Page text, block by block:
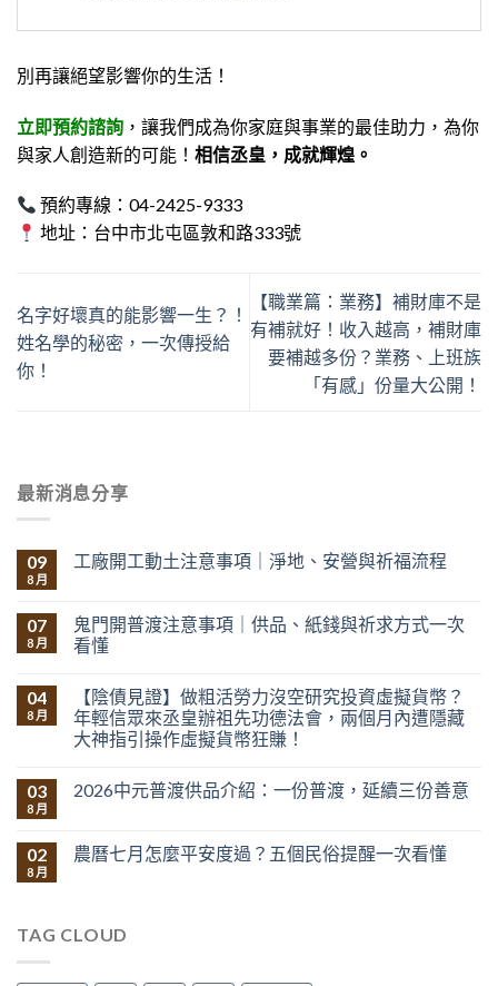
別再讓絕望影響你的生活！
立即預約諮詢 ， 讓我們成為你家庭與事業的最佳助力，為你
與家人創造新的可能！ 相信丞皇，成就輝煌。
預約專線：04-2425-9333
地址：台中市北屯區敦和路333號
名字好壞真的能影響一生？！
姓名學的秘密，一次傳授給
你！
【職業篇：業務】補財庫不是
有補就好！收入越高，補財庫
要補越多份？業務、上班族
「有感」份量大公開！
最新消息分享
09
8 月
工廠開工動土注意事項｜淨地、安營與祈福流程
07
8 月
鬼門開普渡注意事項｜供品、紙錢與祈求方式一次
看懂
04
8 月
【陰債見證】做粗活勞力沒空研究投資虛擬貨幣？
年輕信眾來丞皇辦祖先功德法會，兩個月內遭隱藏
大神指引操作虛擬貨幣狂賺！
03
8 月
2026中元普渡供品介紹：一份普渡，延續三份善意
02
8 月
農曆七月怎麼平安度過？五個民俗提醒一次看懂
TAG CLOUD